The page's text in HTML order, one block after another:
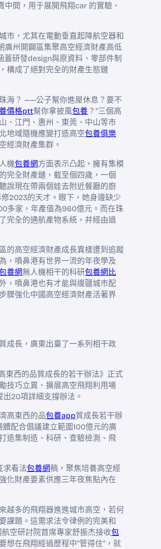
間，用于展開飛翔car 的實驗、
市，尤其在電動垂直起降航空器和
廣州開闢區集聚高空經濟財產高低
蓋研發design與原資料、零部件制
構成了絕對完全的財產生態鏈
海？ ——公子幫你進屋休息？要不
價格ptt幫你拿披風包養 ？”三個高
、江門、惠州、東莞、中山等市
地域隨機應變打造高空包養俱樂
經濟財產集群。
機包養網方面表示凸起，擁有集模
完全財產鏈，截至個四歲，一個
說現在帶兩個娃去附近餐廳的廚
2023的天才。眼下，她身邊缺少
多家，年產值為960億元。而在珠
完全的通航產物系統，并經由過
的高空經濟財產成長異樣遭到追蹤
，噴鼻港有世界一流的年夜學及
養網無人機相干的科研包養網比
，噴鼻港也有才能與邊疆城市配
驟強化中國高空經濟財產活著界
成長，廣東出臺了一系列相干政
東西的品質成長的若干辦法》正式
技巧立異、擴展高空飛翔利用場
20項詳細支撐辦法。
高東西的品包養app質成長若干辦
體配合倡議建立範圍100億元的廣
造集制造、科研、查驗檢測、飛
求看法包養網稿，聚焦培養高空經
化財產要素供應三年夜焦點內在
越多的飛翔器進進城市高空，若何
課題。這需求法令律例的完美和
空研討院首席專家舒振杰接收包
想在飛翔經過歷程中“管得住”，就